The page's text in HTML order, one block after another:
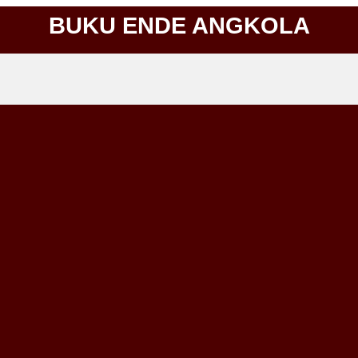
BUKU ENDE ANGKOLA